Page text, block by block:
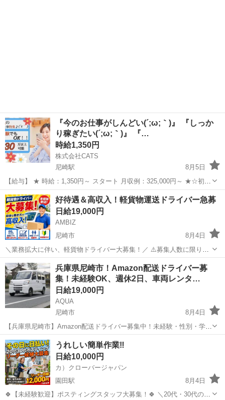
『今のお仕事がしんどい(´;ω;｀)』 『しっか
り稼ぎたい(´;ω;｀)』 『…
時給1,350円
株式会社CATS
尼崎駅
8月5日
【給与】 ★ 時給：1,350円～ スタート 月収例：325,000円～ ★☆初月
からこの給料を狙っていけます☆ ※研修期間中の時給変動は有りませ
ん。 『特に女性に人気のお仕事特集(*´▽｀*)』 ♬力に自信のない...
兵庫 尼崎市 尼崎駅 仕分け スタッフ
好待遇＆⾼収⼊！軽貨物運送ドライバー急募
日給19,000円
AMBIZ
尼崎市
8月4日
＼業務拡大に伴い、軽貨物ドライバー大募集！／ ⚠️募集人数に限りが
ございます⚠️ 【勤務地】 尼崎市末広町1-5-1 ESR尼崎2F -------------------
- 【報酬】 日給: 19,000円 ...
兵庫 尼崎市 物流 貨物
兵庫県尼崎市！Amazon配送ドライバー募
集！未経験OK、週休2日、車両レンタ…
日給19,000円
AQUA
尼崎市
8月4日
【兵庫県尼崎市】Amazon配送ドライバー募集中！未経験・性別・学
歴・職歴不問！普通免許があればOK！☆充実の研修制度と横乗り指導
で安心スタート♪車両レンタル・直行直帰も可能でプライベートとの両
立も◎！希望月収や稼働日時も相...
兵庫 尼崎市 ドライバー Amazon
うれしい簡単作業‼
日給10,000円
カ）クローバージャパン
園田駅
8月4日
🍀【未経験歓迎】ポスティングスタッフ大募集！🍀 ＼20代・30代のレ